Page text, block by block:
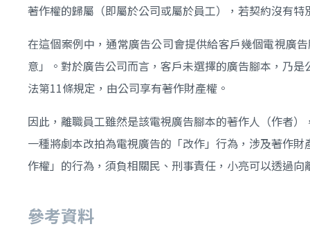
著作權的歸屬（即屬於公司或屬於員工），若契約沒有
在這個案例中，通常廣告公司會提供給客戶幾個電視廣
意」。對於廣告公司而言，客戶未選擇的廣告腳本，乃
法第11條規定，由公司享有著作財產權。
因此，離職員工雖然是該電視廣告腳本的著作人（作者
一種將劇本改拍為電視廣告的「改作」行為，涉及著作
作權」的行為，須負相關民、刑事責任，小亮可以透過
參考資料